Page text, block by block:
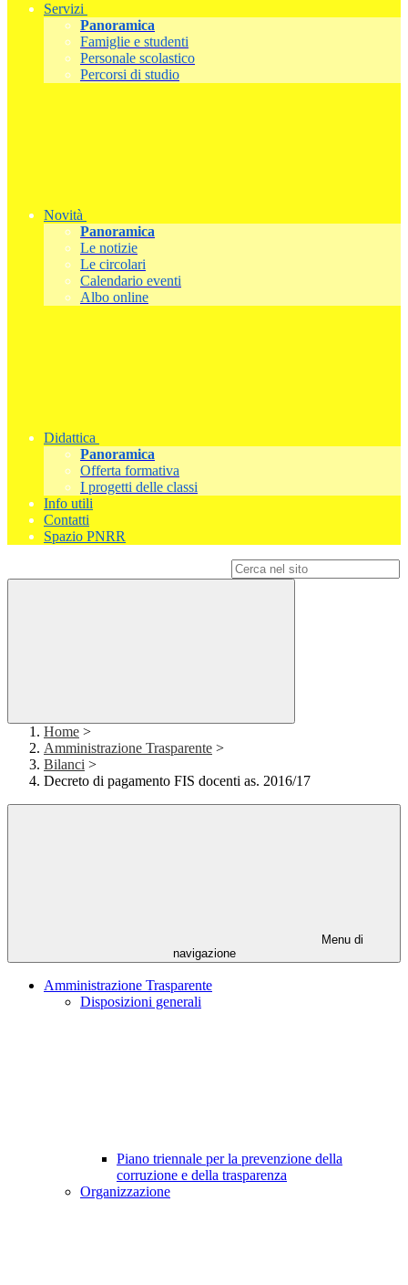
Servizi
Panoramica
Famiglie e studenti
Personale scolastico
Percorsi di studio
Novità
Panoramica
Le notizie
Le circolari
Calendario eventi
Albo online
Didattica
Panoramica
Offerta formativa
I progetti delle classi
Info utili
Contatti
Spazio PNRR
Home >
Amministrazione Trasparente >
Bilanci >
Decreto di pagamento FIS docenti as. 2016/17
Menu di
navigazione
Amministrazione Trasparente
Disposizioni generali
Piano triennale per la prevenzione della
corruzione e della trasparenza
Organizzazione